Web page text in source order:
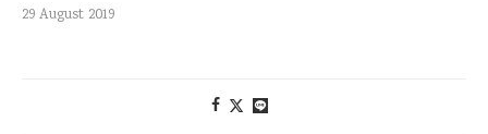
29 August 2019